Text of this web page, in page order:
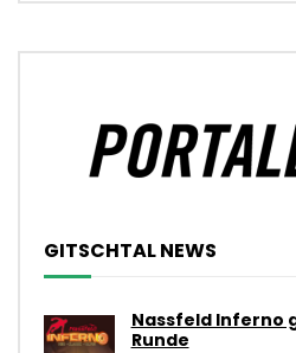
GITSCHTAL NEWS
Nassfeld Inferno
Runde